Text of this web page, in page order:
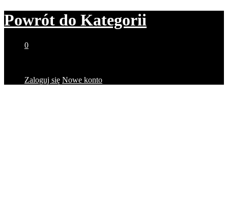
Powrót do Kategorii
0
Zaloguj się Nowe konto